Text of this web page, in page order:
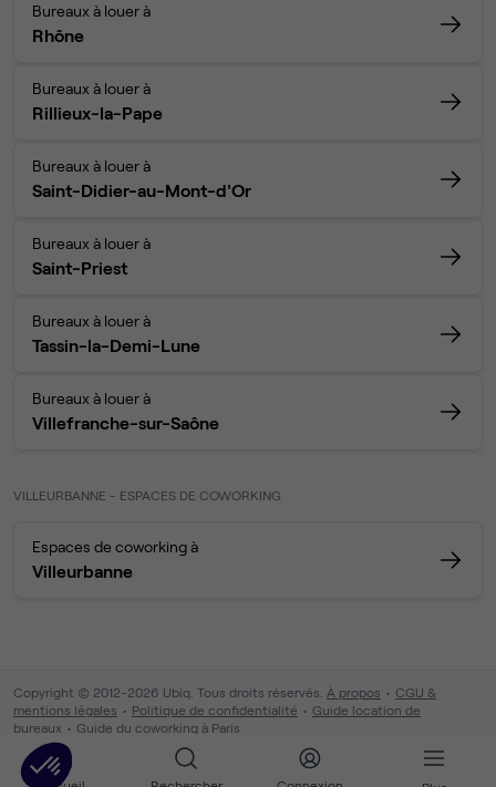
Bureaux à louer à
Rhône
Bureaux à louer à
Rillieux-la-Pape
Bureaux à louer à
Saint-Didier-au-Mont-d'Or
Bureaux à louer à
Saint-Priest
Bureaux à louer à
Tassin-la-Demi-Lune
Bureaux à louer à
Villefranche-sur-Saône
VILLEURBANNE - ESPACES DE COWORKING
Espaces de coworking à
Villeurbanne
Copyright © 2012-2026 Ubiq. Tous droits réservés. À propos
CGU &
mentions légales
Politique de confidentialité
Guide location de
bureaux
Guide du coworking à Paris